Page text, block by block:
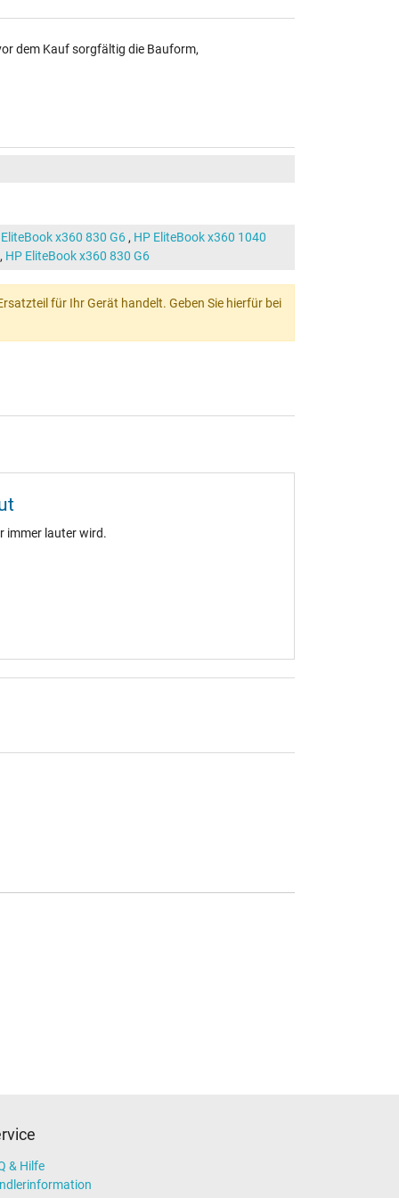
dem Kauf sorgfältig die Bauform,
x360 830 G6, HP EliteBook x360 1040
HP EliteBook x360 830 G6
für Ihr Gerät handelt. Geben Sie hierfür bei
immer lauter wird.
& Hilfe